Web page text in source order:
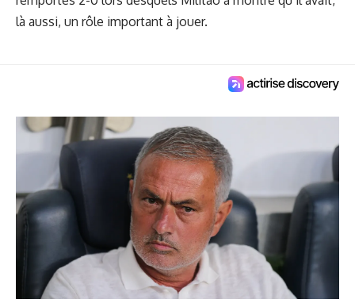
là aussi, un rôle important à jouer.